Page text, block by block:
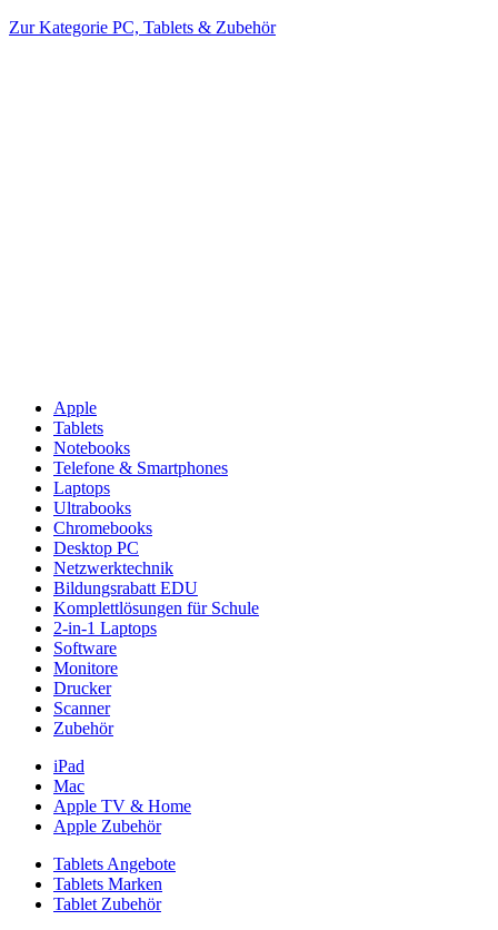
Zur Kategorie PC, Tablets & Zubehör
Apple
Tablets
Notebooks
Telefone & Smartphones
Laptops
Ultrabooks
Chromebooks
Desktop PC
Netzwerktechnik
Bildungsrabatt EDU
Komplettlösungen für Schule
2-in-1 Laptops
Software
Monitore
Drucker
Scanner
Zubehör
iPad
Mac
Apple TV & Home
Apple Zubehör
Tablets Angebote
Tablets Marken
Tablet Zubehör